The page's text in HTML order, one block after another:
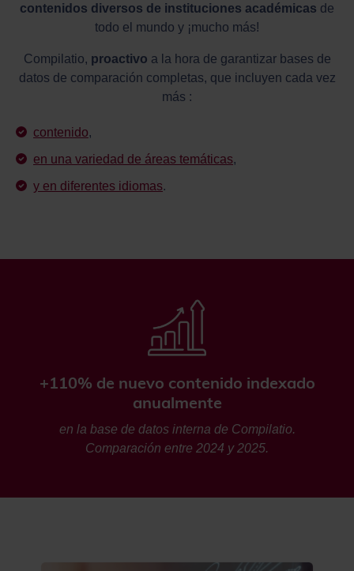
contenidos diversos de instituciones académicas de
todo el mundo y ¡mucho más!
Compilatio, proactivo a la hora de garantizar bases de
datos de comparación completas, que incluyen cada vez
más :
contenido,
en una variedad de áreas temáticas,
y en diferentes idiomas.
+110% de nuevo contenido indexado
anualmente
en la base de datos interna de Compilatio.
Comparación entre 2024 y 2025.